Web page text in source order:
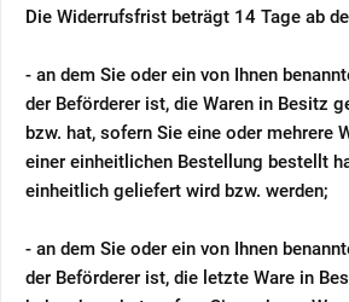
Die Widerrufsfrist beträgt 14 Tage ab
- an dem Sie oder ein von Ihnen
der Beförderer ist, die Waren in Besitz
bzw. hat, sofern Sie eine oder mehrere
einer einheitlichen Bestellung bestellt
einheitlich geliefert wird bzw. werden;
- an dem Sie oder ein von Ihnen
der Beförderer ist, die letzte Ware in